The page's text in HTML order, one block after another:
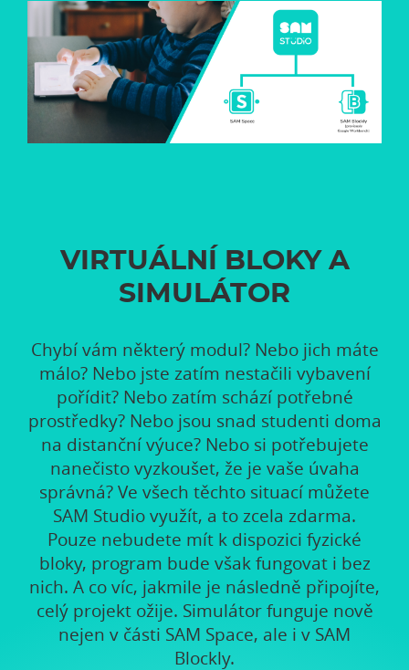
VIRTUÁLNÍ BLOKY A
SIMULÁTOR
Chybí vám některý modul? Nebo jich máte
málo? Nebo jste zatím nestačili vybavení
pořídit? Nebo zatím schází potřebné
prostředky? Nebo jsou snad studenti doma
na distanční výuce? Nebo si potřebujete
nanečisto vyzkoušet, že je vaše úvaha
správná? Ve všech těchto situací můžete
SAM Studio využít, a to zcela zdarma.
Pouze nebudete mít k dispozici fyzické
bloky, program bude však fungovat i bez
nich. A co víc, jakmile je následně připojíte,
celý projekt ožije. Simulátor funguje nově
nejen v části SAM Space, ale i v SAM
Blockly.